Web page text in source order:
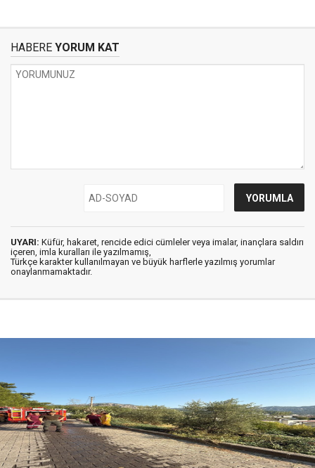
HABERE YORUM KAT
UYARI: Küfür, hakaret, rencide edici cümleler veya imalar, inançlara saldırı
içeren, imla kuralları ile yazılmamış,
Türkçe karakter kullanılmayan ve büyük harflerle yazılmış yorumlar
onaylanmamaktadır.